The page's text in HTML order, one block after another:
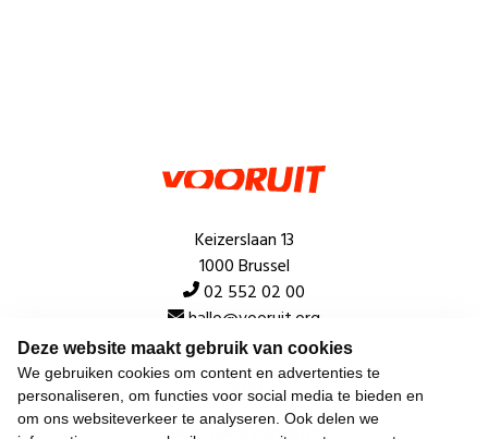
Deze website maakt gebruik van cookies
We gebruiken cookies om content en advertenties te
personaliseren, om functies voor social media te bieden en
om ons websiteverkeer te analyseren. Ook delen we
Keizerslaan 13
1000 Brussel
02 552 02 00
hallo@vooruit.org
Snel